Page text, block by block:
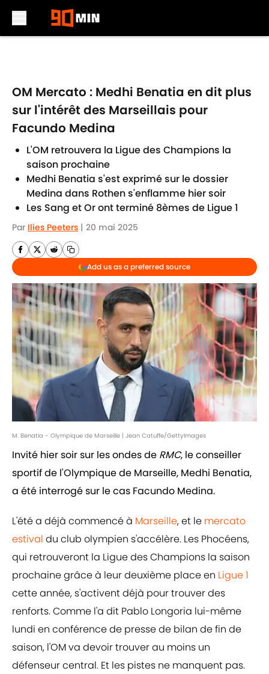
OM Mercato : Medhi Benatia en dit plus
sur l'intérêt des Marseillais pour
Facundo Medina
L'OM retrouvera la Ligue des Champions la
saison prochaine
Medhi Benatia s'est exprimé sur le dossier
Medina dans Rothen s'enflamme hier soir
Les Sang et Or ont terminé 8èmes de Ligue 1
Par Ilies Peeters | 20 mai 2025
Add us as a preferred source
M. Benatia - Olympique de Marseille | Jean Catuffe/GettyImages
Invité hier soir sur les ondes de RMC, le conseiller
sportif de l'Olympique de Marseille, Medhi Benatia,
a été interrogé sur le cas Facundo Medina.
L'été a déjà commencé à Marseille, et le mercato
estival du club olympien s'accélère. Les Phocéens,
qui retrouveront la Ligue des Champions la saison
prochaine grâce à leur deuxième place en Ligue 1
cette année, s'activent déjà pour trouver des
renforts. Comme l'a dit Pablo Longoria lui-même
lundi en conférence de presse de bilan de fin de
saison, l'OM va devoir trouver au moins un
défenseur central. Et les pistes ne manquent pas.